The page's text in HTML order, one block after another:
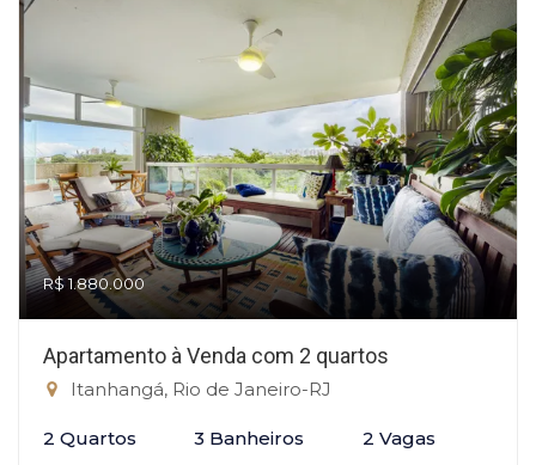
R$ 1.880.000
Apartamento à Venda com 2 quartos
Itanhangá, Rio de Janeiro-RJ
2 Quartos 3 Banheiros 2 Vagas